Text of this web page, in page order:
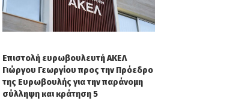
Επιστολή ευρωβουλευτή ΑΚΕΛ
Γιώργου Γεωργίου προς την Πρόεδρο
της Ευρωβουλής για την παράνομη
σύλληψη και κράτηση 5